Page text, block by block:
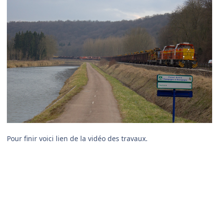
Pour finir voici lien de la vidéo des travaux.